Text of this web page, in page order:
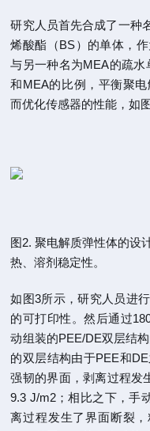
研究人员首先合成了一种
烯酸酯（BS）的单体，
与另一种名为MEA的疏
和MEA的比例，平衡聚
而优化传感器的性能，如
图2. 聚电解质弹性体的设
热、溶剂稳定性。
如图3所示，研究人员进
的可打印性。然后通过
动组装的PEE/DE双层结
的双层结构由于PEE和
强韧的界面，剥离过程发
9.3 J/m2；相比之下，手
离过程发生了界面断裂